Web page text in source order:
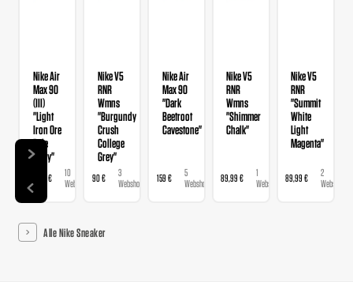
Nike Air
Max 90
(III)
"Light
Iron Ore
Pale
Ivory"
159,99 €
10
Webshops
Nike V5
RNR
Wmns
"Burgundy
Crush
College
Grey"
90 €
3
Webshops
Nike Air
Max 90
"Dark
Beetroot
Cavestone"
159 €
5
Webshops
Nike V5
RNR
Wmns
"Shimmer
Chalk"
89,99 €
1
Webshop
Nike V5
RNR
"Summit
White
Light
Magenta"
89,99 €
2
Webshops
Alle Nike Sneaker